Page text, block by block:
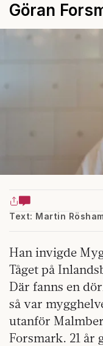
Göran
Text: Martin
Han invigde
Tåget på
Där fanns en
så var
utanför
Forsmark. 21 år